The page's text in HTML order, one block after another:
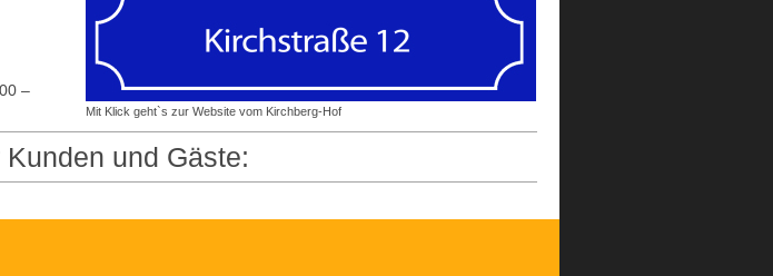
Mit Klick geht`s zur Website vom Kirchberg-Hof
–
und Gäste: